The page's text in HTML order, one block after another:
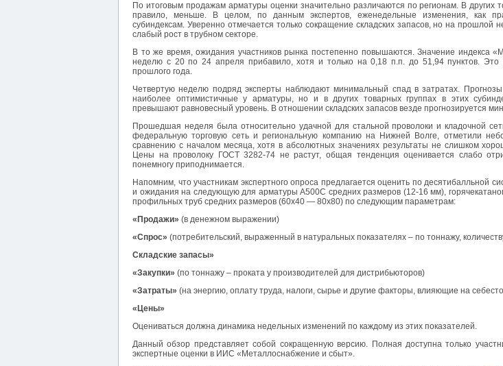
По итоговым продажам арматуры оценки значительно различаются по регионам. В других
правило, меньше. В целом, по данным экспертов, еженедельные изменения, как
субиндексам. Уверенно отмечается только сокращение складских запасов, но на прошлой
слабый рост в трубном секторе.
В то же время, ожидания участников рынка постепенно повышаются. Значение индекса
неделю с 20 по 24 апреля прибавило, хотя и только на 0,18 п.п. до 51,94 пунктов.
прошлого года.
Четвертую неделю подряд эксперты наблюдают минимальный спад в затратах.
наиболее оптимистичные у арматуры, но и в других товарных группах в этих
превышают равновесный уровень. В отношении складских запасов везде прогнозируется
Прошедшая неделя была относительно удачной для стальной проволоки и кладочной
федеральную торговую сеть и региональную компанию на Нижней Волге, отметили
сравнению с началом месяца, хотя в абсолютных значениях результаты не слишком
Цены на проволоку ГОСТ 3282-74 не растут, общая тенденция оценивается слабо
понемногу приподнимается.
Напомним, что участникам экспертного опроса предлагается оценить по десятибалльной
и ожидания на следующую для арматуры А500С средних размеров (12-16 мм),
профильных труб средних размеров (60х40 — 80х80) по следующим параметрам:
«Продажи» (в денежном выражении)
«Спрос» (потребительский, выраженный в натуральных показателях – по тоннажу,
Складские запасы»
«Закупки» (по тоннажу – проката у производителей для дистрибьюторов)
«Затраты» (на энергию, оплату труда, налоги, сырье и другие факторы, влияющие на
«Цены»
Оцениваться должна динамика недельных изменений по каждому из этих показателей.
Данный обзор представляет собой сокращенную версию. Полная доступна только
экспертные оценки в ИИС «Металлоснабжение и сбыт».